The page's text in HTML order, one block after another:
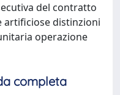
del contratto
artificiose distinzioni
operazione
completa